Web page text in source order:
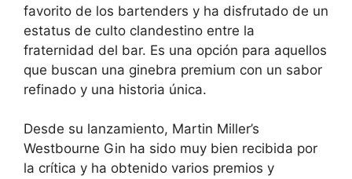
favorito de los bartenders y ha disfrutado de un
estatus de culto clandestino entre la
fraternidad del bar. Es una opción para aquellos
que buscan una ginebra premium con un sabor
refinado y una historia única.
Desde su lanzamiento, Martin Miller’s
Westbourne Gin ha sido muy bien recibida por
la crítica y ha obtenido varios premios y